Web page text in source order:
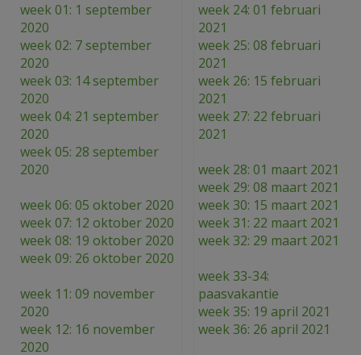
week 01: 1 september
2020
week 02: 7 september
2020
week 03: 14 september
2020
week 04: 21 september
2020
week 05: 28 september
2020
week 06: 05 oktober 2020
week 07: 12 oktober 2020
week 08: 19 oktober 2020
week 09: 26 oktober 2020
week 11: 09 november
2020
week 12: 16 november
2020
week 24: 01 februari
2021
week 25: 08 februari
2021
week 26: 15 februari
2021
week 27: 22 februari
2021
week 28: 01 maart 2021
week 29: 08 maart 2021
week 30: 15 maart 2021
week 31: 22 maart 2021
week 32: 29 maart 2021
week 33-34:
paasvakantie
week 35: 19 april 2021
week 36: 26 april 2021